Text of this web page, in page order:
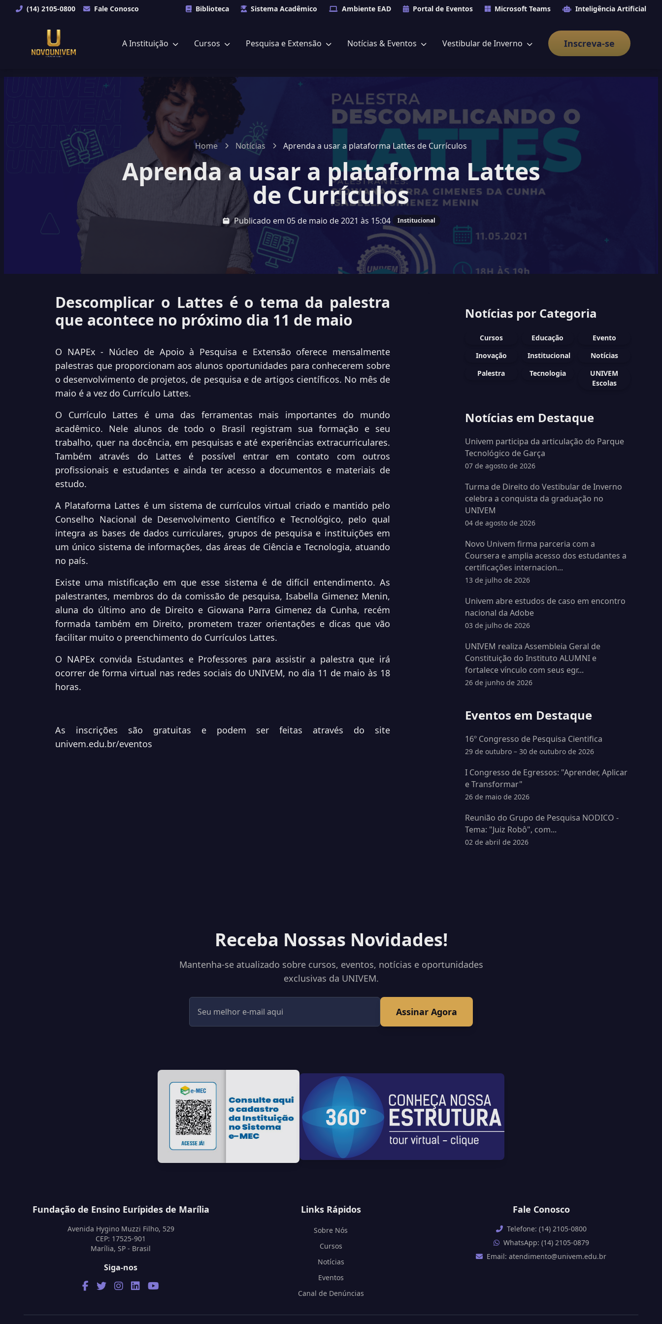
(14) 2105-0800 Fale Conosco Biblioteca Sistema Acadêmico Ambiente EAD Portal de Eventos Microsoft Teams Inteligência Artificial
A Instituição Cursos Pesquisa e Extensão Notícias & Eventos Vestibular de Inverno Inscreva-se
Home Notícias Aprenda a usar a plataforma Lattes de Currículos
Aprenda a usar a plataforma Lattes
de Currículos
Publicado em 05 de maio de 2021 às 15:04 Institucional
Descomplicar o Lattes é o tema da palestra
que acontece no próximo dia 11 de maio
O NAPEx - Núcleo de Apoio à Pesquisa e Extensão oferece mensalmente
palestras que proporcionam aos alunos oportunidades para conhecerem sobre
o desenvolvimento de projetos, de pesquisa e de artigos científicos. No mês de
maio é a vez do Currículo Lattes.
O Currículo Lattes é uma das ferramentas mais importantes do mundo
acadêmico. Nele alunos de todo o Brasil registram sua formação e seu
trabalho, quer na docência, em pesquisas e até experiências extracurriculares.
Também através do Lattes é possível entrar em contato com outros
profissionais e estudantes e ainda ter acesso a documentos e materiais de
estudo.
A Plataforma Lattes é um sistema de currículos virtual criado e mantido pelo
Conselho Nacional de Desenvolvimento Científico e Tecnológico, pelo qual
integra as bases de dados curriculares, grupos de pesquisa e instituições em
um único sistema de informações, das áreas de Ciência e Tecnologia, atuando
no país.
Existe uma mistificação em que esse sistema é de difícil entendimento. As
palestrantes, membros do da comissão de pesquisa, Isabella Gimenez Menin,
aluna do último ano de Direito e Giowana Parra Gimenez da Cunha, recém
formada também em Direito, prometem trazer orientações e dicas que vão
facilitar muito o preenchimento do Currículos Lattes.
O NAPEx convida Estudantes e Professores para assistir a palestra que irá
ocorrer de forma virtual nas redes sociais do UNIVEM, no dia 11 de maio às 18
horas.
As inscrições são gratuitas e podem ser feitas através do site
univem.edu.br/eventos
Notícias por Categoria
Cursos Educação
Evento
Inovação
Institucional
Notícias
Palestra
Tecnologia
UNIVEM
Escolas
Notícias em Destaque
Univem participa da articulação do Parque
Tecnológico de Garça
07 de agosto de 2026
Turma de Direito do Vestibular de Inverno
celebra a conquista da graduação no
UNIVEM
04 de agosto de 2026
Novo Univem firma parceria com a
Coursera e amplia acesso dos estudantes a
certificações internacion...
13 de julho de 2026
Univem abre estudos de caso em encontro
nacional da Adobe
03 de julho de 2026
UNIVEM realiza Assembleia Geral de
Constituição do Instituto ALUMNI e
fortalece vínculo com seus egr...
26 de junho de 2026
Eventos em Destaque
16º Congresso de Pesquisa Cientifica
29 de outubro – 30 de outubro de 2026
I Congresso de Egressos: "Aprender, Aplicar
e Transformar"
26 de maio de 2026
Reunião do Grupo de Pesquisa NODICO -
Tema: "Juiz Robô", com...
02 de abril de 2026
Receba Nossas Novidades!
Mantenha-se atualizado sobre cursos, eventos, notícias e oportunidades
exclusivas da UNIVEM.
Assinar Agora
Fundação de Ensino Eurípides de Marília
Avenida Hygino Muzzi Filho, 529
CEP: 17525-901
Marília, SP - Brasil
Siga-nos
Links Rápidos
Sobre Nós
Cursos
Notícias
Eventos
Canal de Denúncias
Fale Conosco
Telefone: (14) 2105-0800
WhatsApp: (14) 2105-0879
Email: atendimento@univem.edu.br